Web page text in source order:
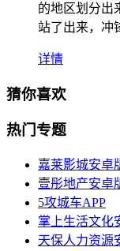
的地区划分出
站了出来，冲
详情
猜你喜欢
热门专题
嘉莱影城安卓
壹彤地产安卓
5攻城车APP
掌上生活文化
天保人力资源